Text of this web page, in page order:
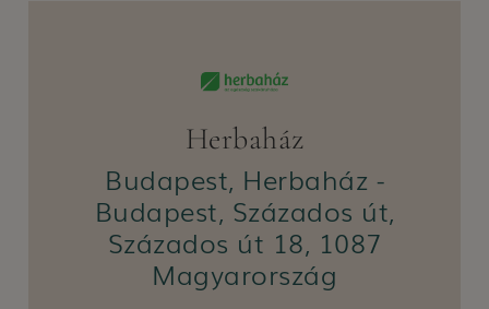
Herbaház
Budapest, Herbaház -
Budapest, Százados út,
Százados út 18, 1087
Magyarország